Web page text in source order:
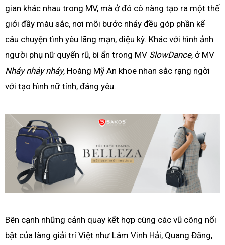
gian khác nhau trong MV, mà ở đó cô nàng tạo ra một thế
giới đầy màu sắc, nơi mỗi bước nhảy đều góp phần kể
câu chuyện tình yêu lãng mạn, diệu kỳ. Khác với hình ảnh
người phụ nữ quyến rũ, bí ẩn trong MV SlowDance, ở MV
Nhảy nhảy nhảy, Hoàng Mỹ An khoe nhan sắc rạng ngời
với tạo hình nữ tính, đáng yêu.
Bên cạnh những cảnh quay kết hợp cùng các vũ công nổi
bật của làng giải trí Việt như Lâm Vinh Hải, Quang Đăng,